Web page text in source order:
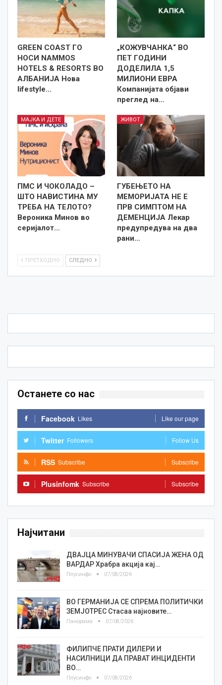
GREEN COAST ГО
НОСИ NAMMOS
HOTELS & RESORTS ВО
АЛБАНИЈА Нова
lifestyle…
„КОЖУВЧАНКА“ ВО
ПЕТ ГОДИНИ
ДОДЕЛИЛА 1,5
МИЛИОНИ ЕВРА
Компанијата објави
преглед на…
МАЈКА И ДЕТЕ
ПМС И ЧОКОЛАДО –
ШТО НАВИСТИНА МУ
ТРЕБА НА ТЕЛОТО?
Вероника Минов во
серијалот…
ЖИВОТ
ГУБЕЊЕТО НА
МЕМОРИЈАТА НЕ Е
ПРВ СИМПТОМ НА
ДЕМЕНЦИЈА Лекар
предупредува на два
рани…
ПРЕТХОДНО СЛЕДНО
Останете со нас
Facebook Likes Like our page
Twitter Followers Follow Us
RSS Subscribe Subscribe
Plusinfomk Subscribe Subscribe
Најчитани
ДВАЈЦА МИНУВАЧИ СПАСИЈА ЖЕНА ОД
ВАРДАР Храбра акција кај…
Плусинфо 07/08/2026
ВО ГЕРМАНИЈА СЕ СПРЕМА ПОЛИТИЧКИ
ЗЕМЈОТРЕС Стасаа најновите…
Панорама 07/08/2026
ФИЛИПЧЕ ПРАТИ ДИЛЕРИ И
НАСИЛНИЦИ ДА ПРАВАТ ИНЦИДЕНТИ
ВО…
Плусинфо 07/08/2026